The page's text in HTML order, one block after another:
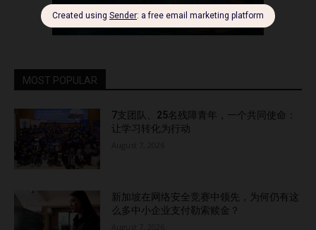
MOST POPULAR
7支团队、25名残障青年，一个共同使命：
让学习转化为行动
新加坡在网络安全竞赛中领先，为何仍有这
么多中小企业支付勒索赎金？